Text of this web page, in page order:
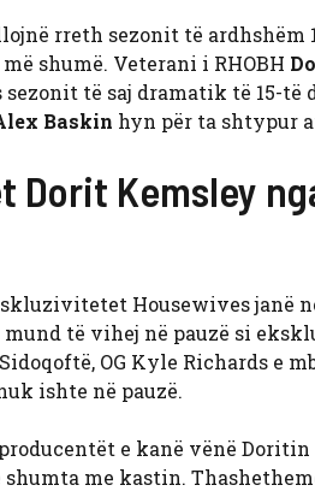
rreth sezonit të ardhshëm
shumë. Veterani i RHOBH
sezonit të saj dramatik të 15-
Baskin hyn për ta shtypur
Dorit Kemsley
Housewives janë
mund të vihej në pauzë si
OG Kyle Richards e
ishte në pauzë.
e kanë vënë
me kastin.